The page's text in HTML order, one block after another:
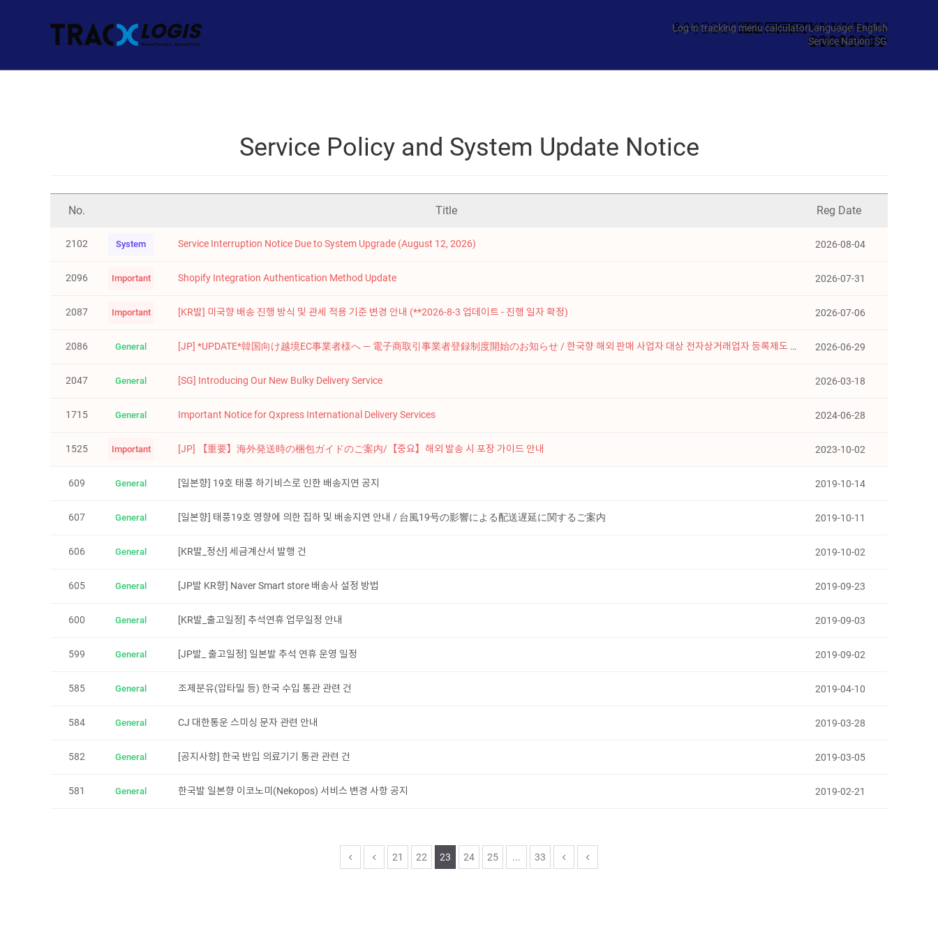
Log intrackingmenucalculatorLanguage: English
Service Nation: SG
Service Policy and System Update Notice
No. Title Reg Date
2102 System Service Interruption Notice Due to System Upgrade (August 12, 2026) 2026-08-04
2096 Important Shopify Integration Authentication Method Update 2026-07-31
2087 Important [KR발] 미국향 배송 진행 방식 및 관세 적용 기준 변경 안내 (**2026-8-3 업데이트 - 진행 일자 확정) 2026-07-06
2086 General [JP] *UPDATE*韓国向け越境EC事業者様へ ― 電子商取引事業者登録制度開始のお知らせ / 한국향 해외 판매 사업자 대상 전자상거래업자 등록제도 시행 안내 2026-06-29
2047 General [SG] Introducing Our New Bulky Delivery Service 2026-03-18
1715 General Important Notice for Qxpress International Delivery Services 2024-06-28
1525 Important [JP] 【重要】海外発送時の梱包ガイドのご案内/【중요】해외 발송 시 포장 가이드 안내 2023-10-02
609 General [일본향] 19호 태풍 하기비스로 인한 배송지연 공지 2019-10-14
607 General [일본향] 태풍19호 영향에 의한 집하 및 배송지연 안내 / 台風19号の影響による配送遅延に関するご案内 2019-10-11
606 General [KR발_정산] 세금계산서 발행 건 2019-10-02
605 General [JP발 KR향] Naver Smart store 배송사 설정 방법 2019-09-23
600 General [KR발_출고일정] 추석연휴 업무일정 안내 2019-09-03
599 General [JP발_ 출고일정] 일본발 추석 연휴 운영 일정 2019-09-02
585 General 조제분유(압타밀 등) 한국 수입 통관 관련 건 2019-04-10
584 General CJ 대한통운 스미싱 문자 관련 안내 2019-03-28
582 General [공지사항] 한국 반입 의료기기 통관 관련 건 2019-03-05
581 General 한국발 일본향 이코노미(Nekopos) 서비스 변경 사항 공지 2019-02-21
21 22 23 24 25 ... 33